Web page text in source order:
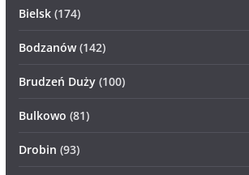
Bielsk(174)
Bodzanów(142)
Brudzeń Duży(100)
Bulkowo (81)
Drobin (93)